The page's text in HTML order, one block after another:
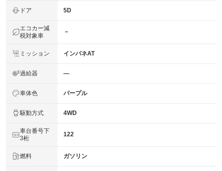
ドア 5D
エコカー減
税対象車
－
ミッション インパネAT
過給器 ―
車体色 パープル
駆動方式 4WD
車台番号下
3桁
122
燃料 ガソリン